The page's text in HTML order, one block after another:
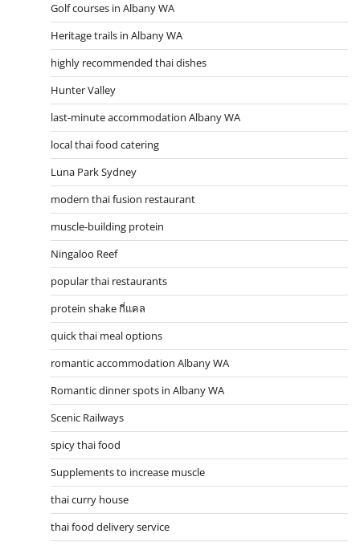
Golf courses in Albany WA
Heritage trails in Albany WA
highly recommended thai dishes
Hunter Valley
last-minute accommodation Albany WA
local thai food catering
Luna Park Sydney
modern thai fusion restaurant
muscle-building protein
Ningaloo Reef
popular thai restaurants
protein shake กี่แคล
quick thai meal options
romantic accommodation Albany WA
Romantic dinner spots in Albany WA
Scenic Railways
spicy thai food
Supplements to increase muscle
thai curry house
thai food delivery service